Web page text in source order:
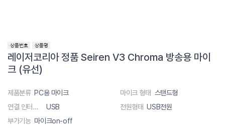
레이저코리아 정품 Seiren V3 Chroma 방송용 마이
크 (유선)
제품분류 PC용 마이크 마이크 형태 스탠드형
연결 인터페이스
USB 전원형태 USB전원
부가기능 마이크on-off